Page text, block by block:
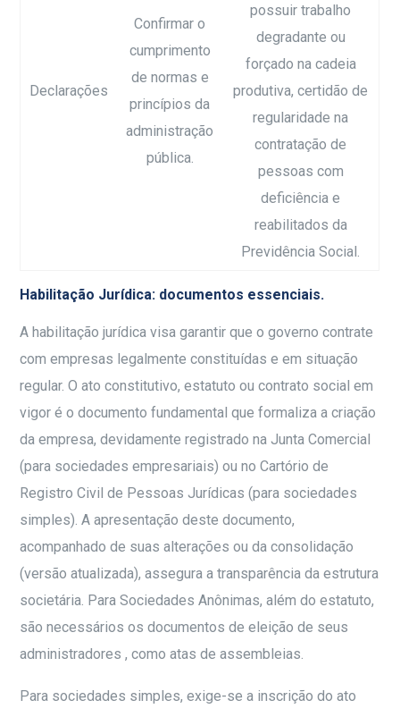
Declarações
Confirmar o
cumprimento
de normas e
princípios da
administração
pública.
possuir trabalho
degradante ou
forçado na cadeia
produtiva, certidão de
regularidade na
contratação de
pessoas com
deficiência e
reabilitados da
Previdência Social.
Habilitação Jurídica: documentos essenciais.
A habilitação jurídica visa garantir que o governo contrate
com empresas legalmente constituídas e em situação
regular. O ato constitutivo, estatuto ou contrato social em
vigor é o documento fundamental que formaliza a criação
da empresa, devidamente registrado na Junta Comercial
(para sociedades empresariais) ou no Cartório de
Registro Civil de Pessoas Jurídicas (para sociedades
simples). A apresentação deste documento,
acompanhado de suas alterações ou da consolidação
(versão atualizada), assegura a transparência da estrutura
societária. Para Sociedades Anônimas, além do estatuto,
são necessários os documentos de eleição de seus
administradores , como atas de assembleias.
Para sociedades simples, exige-se a inscrição do ato